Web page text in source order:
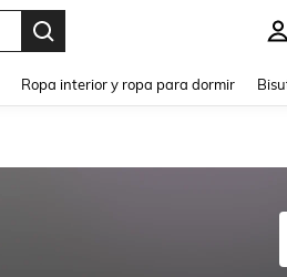
Ropa interior y ropa para dormir